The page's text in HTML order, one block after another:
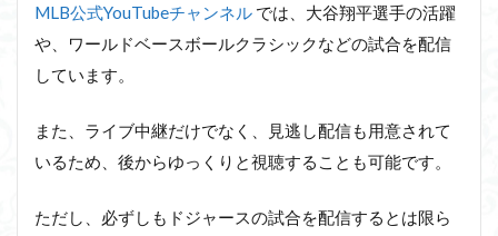
MLB公式YouTubeチャンネル では、大谷翔平選手の活躍
や、ワールドベースボールクラシックなどの試合を配信
しています。
また、ライブ中継だけでなく、見逃し配信も用意されて
いるため、後からゆっくりと視聴することも可能です。
ただし、必ずしもドジャースの試合を配信するとは限ら